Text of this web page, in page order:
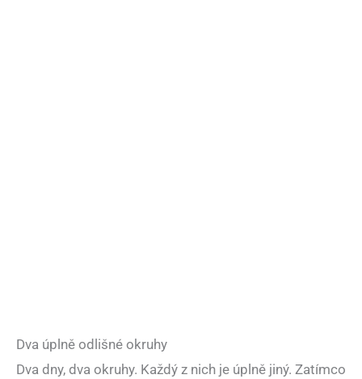
Dva úplně odlišné okruhy
Dva dny, dva okruhy. Každý z nich je úplně jiný. Zatímco